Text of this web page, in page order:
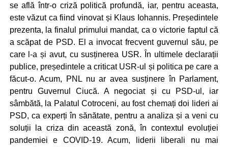
se află într-o criză politică profundă, iar, pentru aceasta,
este văzut ca fiind vinovat și Klaus Iohannis. Președintele
prezenta, la finalul primului mandat, ca o victorie faptul că
a scăpat de PSD. El a invocat frecvent guvernul său, pe
care l-a și avut, cu susținerea USR. În ultimele declarații
publice, președintele a criticat USR-ul și politica pe care a
făcut-o. Acum, PNL nu ar avea susținere în Parlament,
pentru Guvernul Ciucă. A negociat și cu PSD-ul, iar
sâmbătă, la Palatul Cotroceni, au fost chemați doi lideri ai
PSD, ca experți în sănătate, pentru a analiza și a veni cu
soluții la criza din această zonă, în contextul evoluției
pandemiei e COVID-19. Acum, liderii liberali nu mai